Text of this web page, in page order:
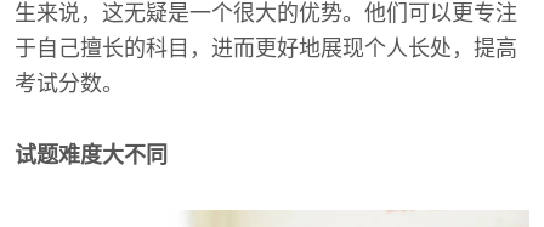
生来说，这无疑是一个很大的优势。他们可以更专注
于自己擅长的科目，进而更好地展现个人长处，提高
考试分数。
试题难度大不同